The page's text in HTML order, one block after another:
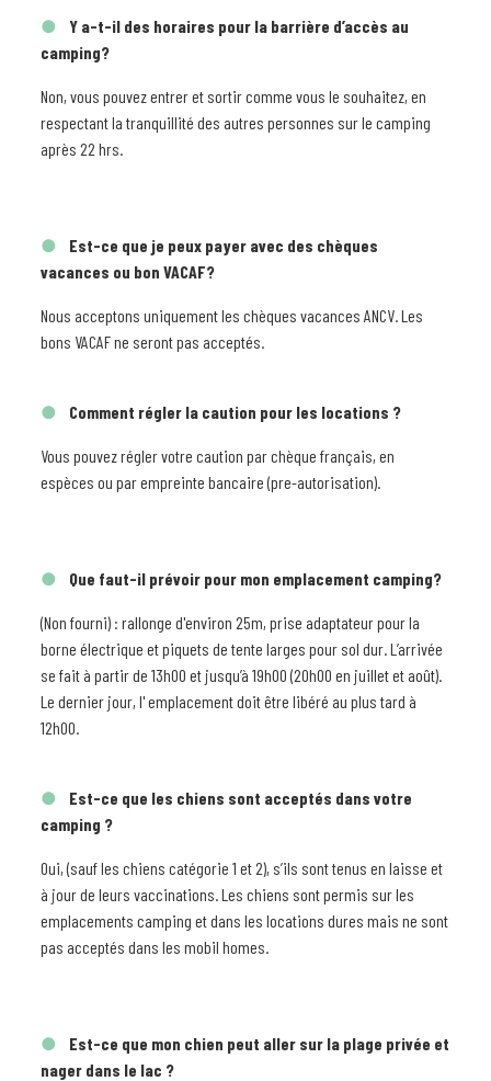
Y a-t-il des horaires pour la barrière d’accès au
camping?
Non, vous pouvez entrer et sortir comme vous le souhaitez, en
respectant la tranquillité des autres personnes sur le camping
après 22 hrs.
Est-ce que je peux payer avec des chèques
vacances ou bon VACAF?
Nous acceptons uniquement les chèques vacances ANCV. Les
bons VACAF ne seront pas acceptés.
Comment régler la caution pour les locations ?
Vous pouvez régler votre caution par chèque français, en
espèces ou par empreinte bancaire (pre-autorisation).
Que faut-il prévoir pour mon emplacement camping?
(non fourni) : rallonge d'environ 25m, prise adaptateur pour la
borne électrique et piquets de tente larges pour sol dur. L’arrivée
se fait à partir de 13h00 et jusqu’à 19h00 (20h00 en juillet et août).
Le dernier jour, l' emplacement doit être libéré au plus tard à
12h00.
Est-ce que les chiens sont acceptés dans votre
camping ?
Oui, (sauf les chiens catégorie 1 et 2), s’ils sont tenus en laisse et
à jour de leurs vaccinations. Les chiens sont permis sur les
emplacements camping et dans les locations dures mais ne sont
pas acceptés dans les mobil homes.
Est-ce que mon chien peut aller sur la plage privée et
nager dans le lac ?